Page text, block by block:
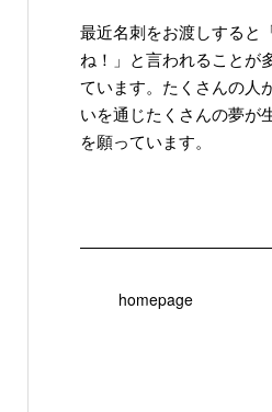
最近名刺をお渡しすると
ね！」と言われることが
ています。たくさんの人
いを通じたくさんの夢が
を願っています。
homepage